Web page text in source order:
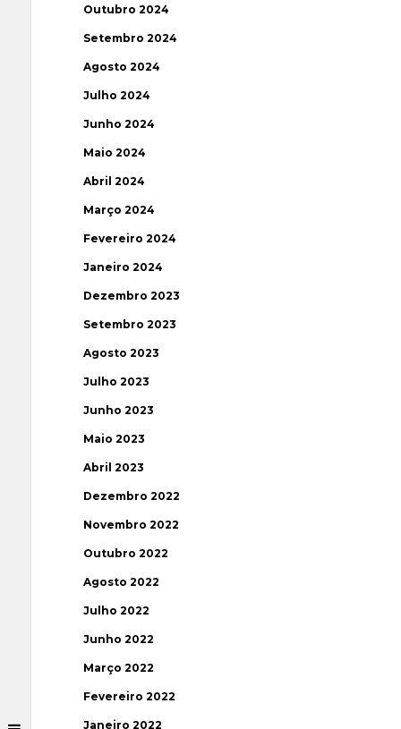
Outubro 2024
Setembro 2024
Agosto 2024
Julho 2024
Junho 2024
Maio 2024
Abril 2024
Março 2024
Fevereiro 2024
Janeiro 2024
Dezembro 2023
Setembro 2023
Agosto 2023
Julho 2023
Junho 2023
Maio 2023
Abril 2023
Dezembro 2022
Novembro 2022
Outubro 2022
Agosto 2022
Julho 2022
Junho 2022
Março 2022
Fevereiro 2022
Janeiro 2022